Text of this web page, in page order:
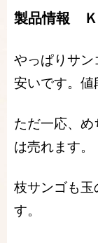
製品情報
やっぱりサン
安いです。値
ただ一応、
は売れます。
枝サンゴも
す。